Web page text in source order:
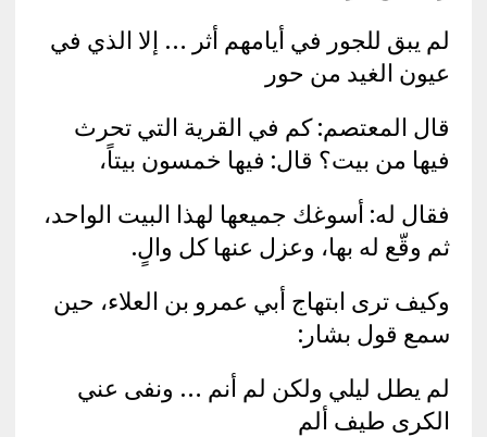
لم يبق للجور في أيامهم أثر … إلا الذي في
عيون الغيد من حور
قال المعتصم: كم في القرية التي تحرث
فيها من بيت؟ قال: فيها خمسون بيتاً،
فقال له: أسوغك جميعها لهذا البيت الواحد،
ثم وقّع له بها، وعزل عنها كل والٍ.
وكيف ترى ابتهاج أبي عمرو بن العلاء، حين
سمع قول بشار:
لم يطل ليلي ولكن لم أنم … ونفى عني
الكرى طيف ألم